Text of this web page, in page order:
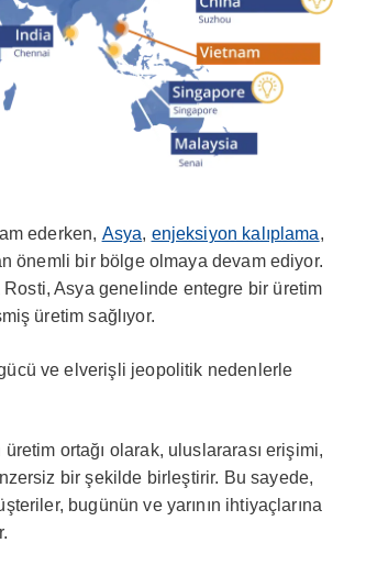
ederken, Asya, enjeksiyon kalıplama,
önemli bir bölge olmaya devam ediyor.
Rosti, Asya genelinde entegre bir üretim
üretim sağlıyor.
ve elverişli jeopolitik nedenlerle
ortağı olarak, uluslararası erişimi,
bir şekilde birleştirir. Bu sayede,
bugünün ve yarının ihtiyaçlarına